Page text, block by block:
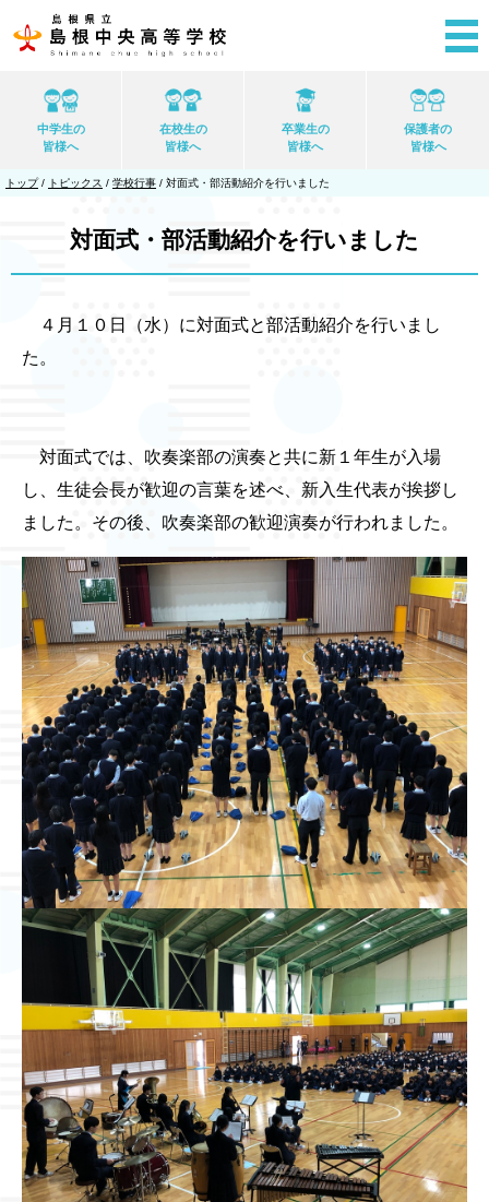
中学生の
皆様へ
在校生の
皆様へ
卒業生の
皆様へ
保護者の
皆様へ
現
トップ/ トピックス / 学校行事 / 対面式・部活動紹介を行いました
対面式・部活動紹介を行いました
４月１０日（水）に対面式と部活動紹介を行いまし
た。
対面式では、吹奏楽部の演奏と共に新１年生が入場
し、生徒会長が歓迎の言葉を述べ、新入生代表が挨拶し
ました。その後、吹奏楽部の歓迎演奏が行われました。